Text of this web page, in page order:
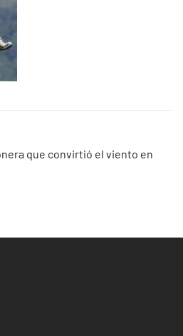
que convirtió el viento en